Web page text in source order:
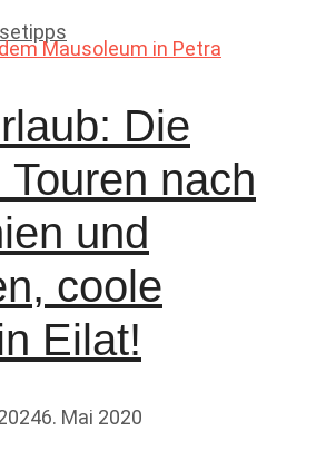
Die
Touren nach
und
coole
Eilat!
6. Mai 2020